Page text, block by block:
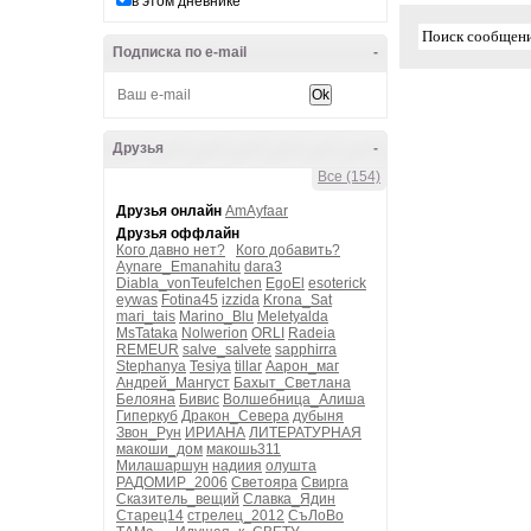
-
Подписка по e-mail
-
Друзья
Все (154)
Друзья онлайн AmAyfaar
Друзья оффлайн
Кого давно нет?
Кого добавить?
Aynare_Emanahitu dara3
Diabla_vonTeufelchen EgoEl esoterick
eywas Fotina45 izzida Krona_Sat
mari_tais Marino_Blu Meletyalda
MsTataka Nolwerion ORLI Radeia
REMEUR salve_salvete sapphirra
Stephanya Tesiya tillar Аарон_маг
Андрей_Мангуст Бахыт_Светлана
Белояна Бивис Волшебница_Алиша
Гиперкуб Дракон_Севера дубыня
Звон_Рун ИРИАНА ЛИТЕРАТУРНАЯ
макоши_дом макошь311
Милашаршун надиия олушта
РАДОМИР_2006 Светояра Свирга
Сказитель_вещий Славка_Ядин
Старец14 стрелец_2012 СъЛоВо